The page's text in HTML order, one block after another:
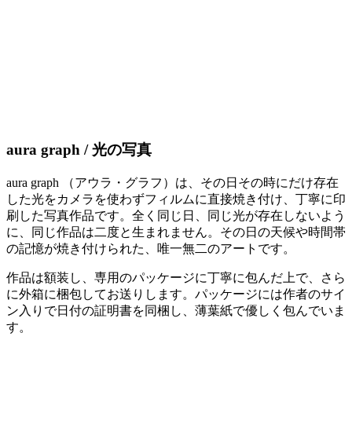
aura graph / 光の写真
aura graph （アウラ・グラフ）は、その日その時にだけ存在
した光をカメラを使わずフィルムに直接焼き付け、丁寧に印
刷した写真作品です。全く同じ日、同じ光が存在しないよう
に、同じ作品は二度と生まれません。その日の天候や時間帯
の記憶が焼き付けられた、唯一無二のアートです。
作品は額装し、専用のパッケージに丁寧に包んだ上で、さら
に外箱に梱包してお送りします。パッケージには作者のサイ
ン入りで日付の証明書を同梱し、薄葉紙で優しく包んでいま
す。